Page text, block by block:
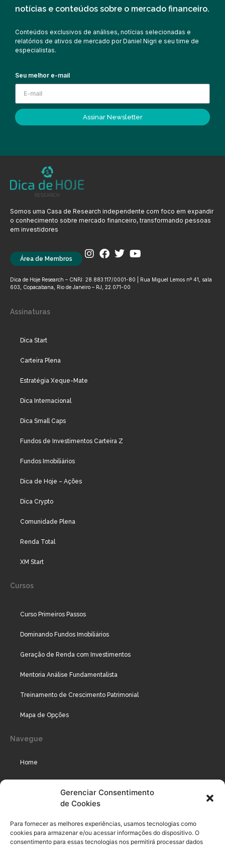
Gerenciar Consentimento
de Cookies
Para fornecer as melhores experiências, usamos tecnologias como
cookies para armazenar e/ou acessar informações do dispositivo. O
consentimento para essas tecnologias nos permitirá processar dados
notícias e conteúdos sobre o mercado financeiro.
Conteúdos exclusivos de análises, notícias selecionadas e
relatórios de ativos de mercado por Daniel Nigri e seu time de
especialistas.
Seu melhor e-mail
Assinar Newsletter
Somos uma Casa de Research independente com foco em expandir
o conhecimento sobre mercado financeiro, transformando pessoas
em investidores
Área de Membros
Dica de Hoje Research – CNPJ: 28.883.117/0001-80 | Rua Miguel Lemos nº 41, sala
603, Copacabana, Rio de Janeiro – RJ, 22.071-00
Assinaturas
Dica Start
Carteira Plena
Estratégia Xeque-Mate
Dica Internacional
Dica Small Caps
Fundos de Investimentos Carteira Z
Fundos Imobiliários
Dica de Hoje – Ações
Dica Crypto
Comunidade Plena
Renda Total
XM Start
Cursos
Curso Primeiros Passos
Dominando Fundos Imobiliários
Geração de Renda com Investimentos
Mentoria Análise Fundamentalista
Treinamento de Crescimento Patrimonial
Mapa de Opções
Navegue
Home
Podcast